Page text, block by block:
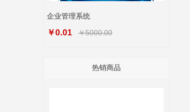
企业管理系统
￥0.01 ￥5000.00
热销商品